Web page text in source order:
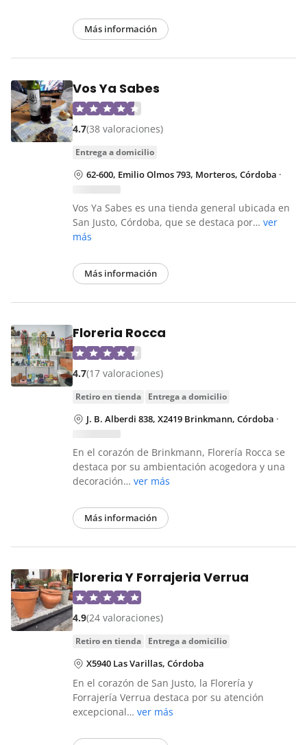
Más información
Vos Ya Sabes
4.7(38 valoraciones)
entrega a domicilio
62-600, Emilio Olmos 793, Morteros, Córdoba ·
Vos Ya Sabes es una tienda general ubicada en
San Justo, Córdoba, que se destaca por… ver
más
Más información
Floreria Rocca
4.7(17 valoraciones)
retiro en tienda entrega a domicilio
J. B. Alberdi 838, X2419 Brinkmann, Córdoba ·
En el corazón de Brinkmann, Florería Rocca se
destaca por su ambientación acogedora y una
decoración… ver más
Más información
Floreria Y Forrajeria Verrua
4.9(24 valoraciones)
retiro en tienda entrega a domicilio
X5940 Las Varillas, Córdoba
En el corazón de San Justo, la Florería y
Forrajería Verrua destaca por su atención
excepcional… ver más